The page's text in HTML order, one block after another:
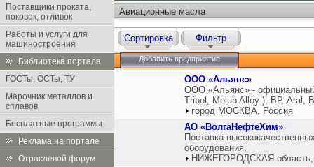
Поставщики проката,
поковок, отливок
Работы и услуги для
машиностроения
Библиотека портала
ГОСТы, ОСТы, ТУ
Марочник металлов и
сплавов
Бесплатные программы
Реклама на портале
Отраслевой форум
Авиационные масла
Сортировка Фильтр
Добавить предприятие
ООО «Альянс»
ООО «Альянс» -
Tribol, Molub Alloy ), ВР, Aral,
город МОСКВА, Россия
АО «ВолгаНефтеХим»
Поставка
оборудования.
НИЖЕГОРОДСКАЯ область,